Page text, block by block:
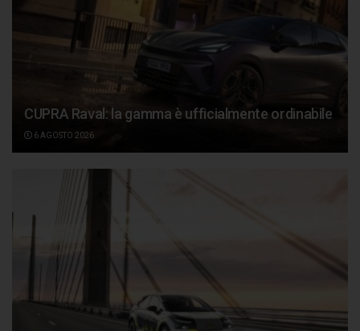
CUPRA Raval: la gamma è ufficialmente ordinabile
6 AGOSTO 2026